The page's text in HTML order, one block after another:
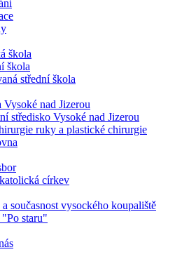
škola
škola
střední škola
Vysoké nad Jizerou
středisko Vysoké nad Jizerou
ruky a plastické chirurgie
církev
současnost vysockého koupaliště
staru"